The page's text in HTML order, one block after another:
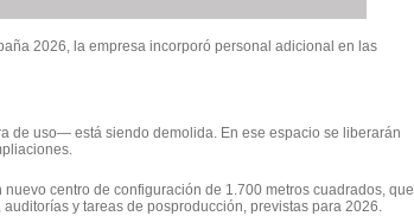
2026, la empresa incorporó personal adicional en las
de uso— está siendo demolida. En ese espacio se liberarán
centro de configuración de 1.700 metros cuadrados, que
y tareas de posproducción, previstas para 2026.